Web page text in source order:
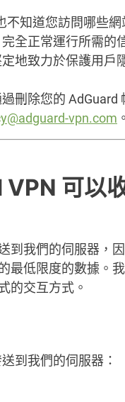
不知道您訪問哪些網
全正常運行所需的
地致力於保護用戶
刪除您的 AdGuard
vpn.com 。
可以
到我們的伺服器，
最低限度的數據。
的交互方式。
到我們的伺服器：